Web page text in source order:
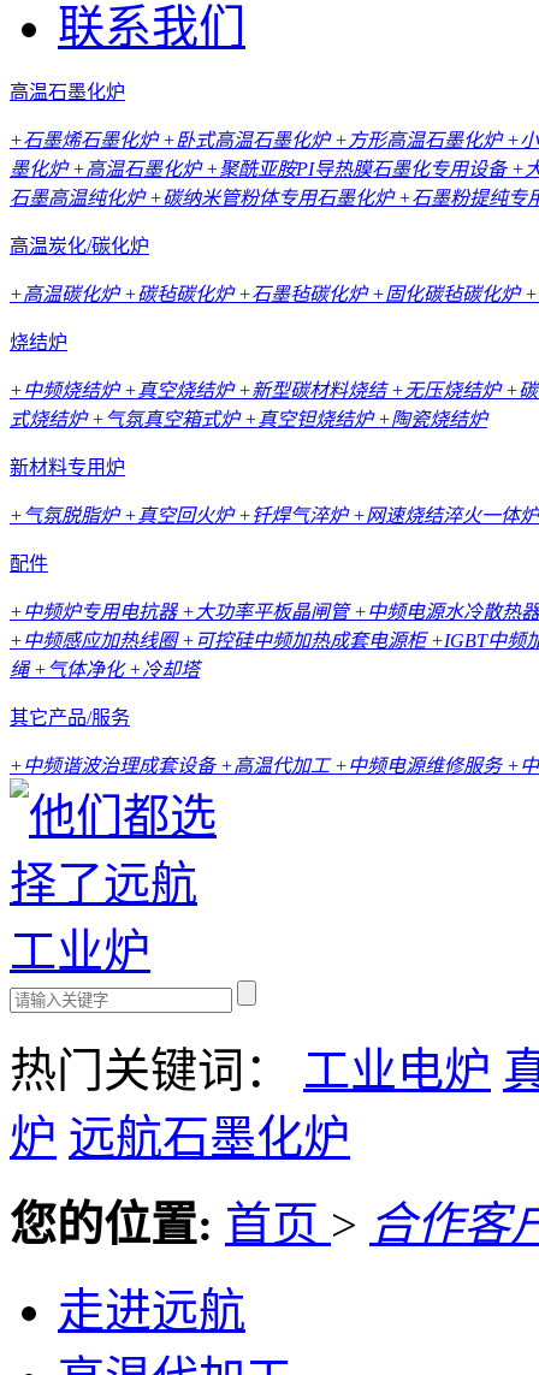
联系我们
高温石墨化炉
+石墨烯石墨化炉+卧式高温石墨化炉+方形高温石墨化炉+
墨化炉+高温石墨化炉+聚酰亚胺PI导热膜石墨化专用设备 +
石墨高温纯化炉+碳纳米管粉体专用石墨化炉+石墨粉提纯专
高温炭化/碳化炉
+高温碳化炉+碳毡碳化炉+石墨毡碳化炉+固化碳毡碳化炉
烧结炉
+中频烧结炉+真空烧结炉+新型碳材料烧结+无压烧结炉+
式烧结炉+气氛真空箱式炉+真空钽烧结炉+陶瓷烧结炉
新材料专用炉
+气氛脱脂炉+真空回火炉+钎焊气淬炉+网速烧结淬火一体炉
配件
+中频炉专用电抗器 +大功率平板晶闸管+中频电源水冷散热
+中频感应加热线圈+可控硅中频加热成套电源柜+IGBT中频
绳 +气体净化+冷却塔
其它产品/服务
+中频谐波治理成套设备 +高温代加工+中频电源维修服务 +
热门关键词： 工业电炉
炉 远航石墨化炉
您的位置: 首页 > 合作客
走进远航